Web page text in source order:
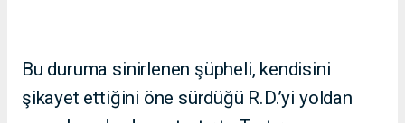
Bu duruma sinirlenen şüpheli, kendisini
şikayet ettiğini öne sürdüğü R.D.’yi yoldan